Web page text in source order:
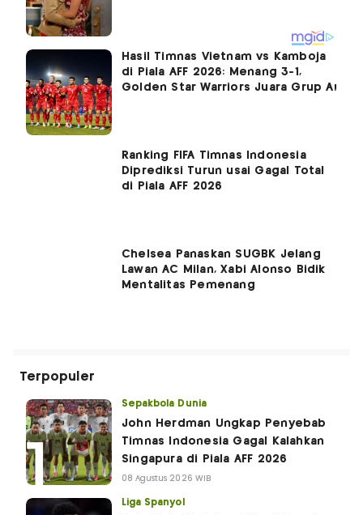
Hasil Timnas Vietnam vs Kamboja
di Piala AFF 2026: Menang 3-1,
Golden Star Warriors Juara Grup A!
Ranking FIFA Timnas Indonesia
Diprediksi Turun usai Gagal Total
di Piala AFF 2026
Chelsea Panaskan SUGBK Jelang
Lawan AC Milan, Xabi Alonso Bidik
Mentalitas Pemenang
Terpopuler
Sepakbola Dunia
John Herdman Ungkap Penyebab
Timnas Indonesia Gagal Kalahkan
Singapura di Piala AFF 2026
08 Agustus 2026 WIB
Liga Spanyol